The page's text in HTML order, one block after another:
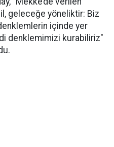
geleceğe yöneliktir: Biz
içinde yer
denklemimizi kurabiliriz"